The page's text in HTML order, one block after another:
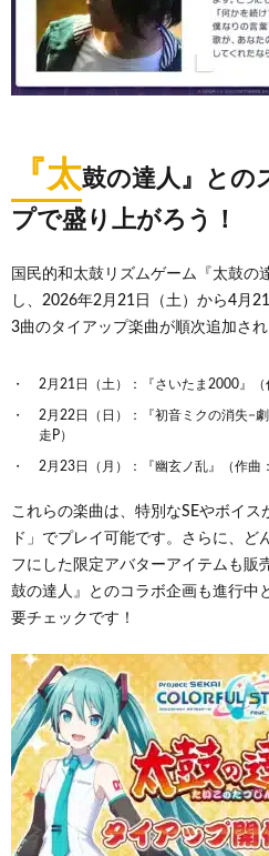
『太鼓の達人』との
プで盛り上がろう！
国民的和太鼓リズムゲーム『太鼓の
し、2026年2月21日（土）から4月
3曲のタイアップ楽曲が順次追加さ
2月21日（土）：『さいたま2000』（
2月22日（日）：『初音ミクの消失−
走P）
2月23日（月）：『幽玄ノ乱』（作曲
これらの楽曲は、特別なSEやボイ
ド」でプレイ可能です。さらに、ど
フにした限定アバターアイテムも販
鼓の達人』とのコラボ企画も進行中
要チェックです！